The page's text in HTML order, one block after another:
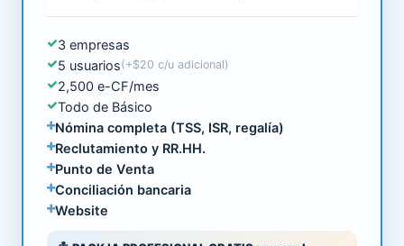
3 empresas
5 usuarios(+$20 c/u adicional)
2,500 e-CF/mes
Todo de Básico
Nómina completa (TSS, ISR, regalía)
Reclutamiento y RR.HH.
Punto de Venta
Conciliación bancaria
Website